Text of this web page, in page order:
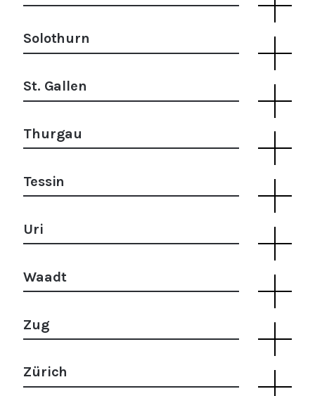
Solothurn
St. Gallen
Thurgau
Tessin
Uri
Waadt
Zug
Zürich